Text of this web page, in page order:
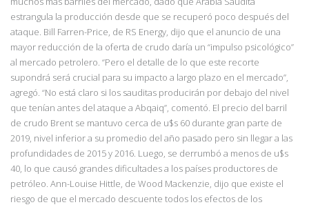
estrangula la producción desde que se recuperó poco después del
ataque. Bill Farren-Price, de RS Energy, dijo que el anuncio de una
mayor reducción de la oferta de crudo daría un “impulso psicológico”
al mercado petrolero. “Pero el detalle de lo que este recorte
supondrá será crucial para su impacto a largo plazo en el mercado”,
agregó. “No está claro si los sauditas producirán por debajo del nivel
que tenían antes del ataque a Abqaiq”, comentó. El precio del barril
de crudo Brent se mantuvo cerca de u$s 60 durante gran parte de
2019, nivel inferior a su promedio del año pasado pero sin llegar a las
profundidades de 2015 y 2016. Luego, se derrumbó a menos de u$s
40, lo que causó grandes dificultades a los países productores de
petróleo. Ann-Louise Hittle, de Wood Mackenzie, dijo que existe el
riesgo de que el mercado descuente todos los efectos de los